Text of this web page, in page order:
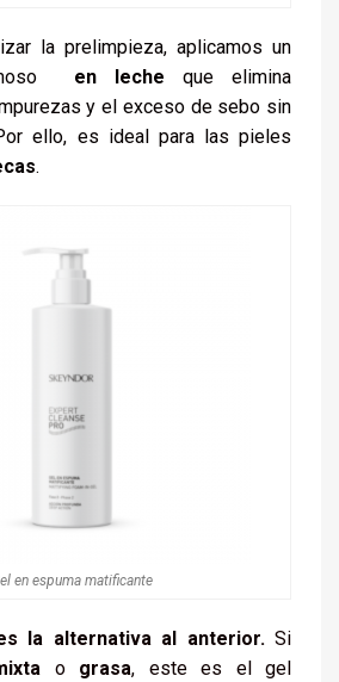
la prelimpieza, aplicamos un
en leche que elimina
y el exceso de sebo sin
ello, es ideal para las pieles
.
en espuma matificante
la alternativa al anterior.Si
o grasa, este es el gel